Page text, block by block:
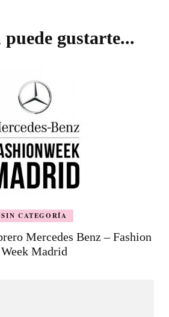
puede gustarte...
SIN CATEGORÍA
Mercedes Benz – Fashion
Week Madrid